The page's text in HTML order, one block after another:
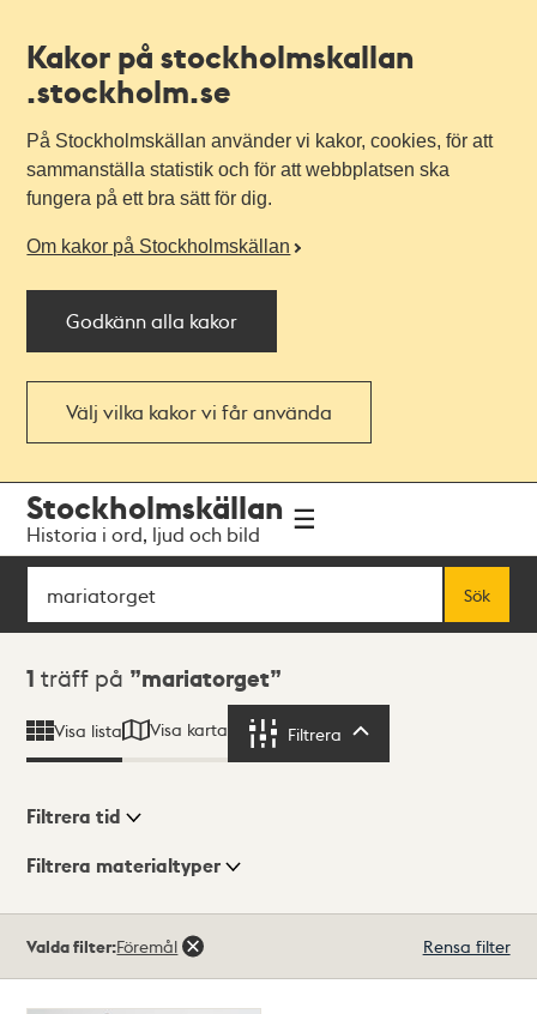
Kakor på stockholmskallan
.stockholm.se
På Stockholmskällan använder vi kakor, cookies, för att
sammanställa statistik och för att webbplatsen ska
fungera på ett bra sätt för dig.
Om kakor på Stockholmskällan
Godkänn alla kakor
Välj vilka kakor vi får använda
navigationen
huvudinnehållet
Stockholmskällan
Historia i ord, ljud och bild
Sök
Sök
Sökresultat
1 träff på mariatorget
Visa lista Visa karta Filtrera
Visningsläge
Filtrera tid
Filtrera materialtyper
träffar
Valda filter:Föremål Rensa filter